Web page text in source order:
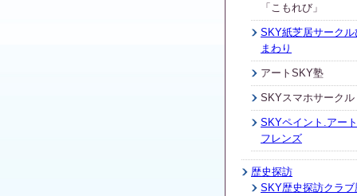
「こもれび」
SKY紙芝居サークル
まわり
アートSKY塾
SKYスマホサークル
SKYペイント.アート.
フレンズ
歴史探訪
SKY歴史探訪クラブ